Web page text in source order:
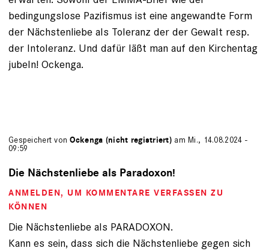
bedingungslose Pazifismus ist eine angewandte Form
der Nächstenliebe als Toleranz der der Gewalt resp.
der Intoleranz. Und dafür läßt man auf den Kirchentag
jubeln! Ockenga.
Gespeichert vonOckenga (nicht registriert) am Mi., 14.08.2024 -
09:59
Die Nächstenliebe als Paradoxon!
ANMELDEN, UM KOMMENTARE VERFASSEN ZU
KÖNNEN
Die Nächstenliebe als PARADOXON.
Kann es sein, dass sich die Nächstenliebe gegen sich